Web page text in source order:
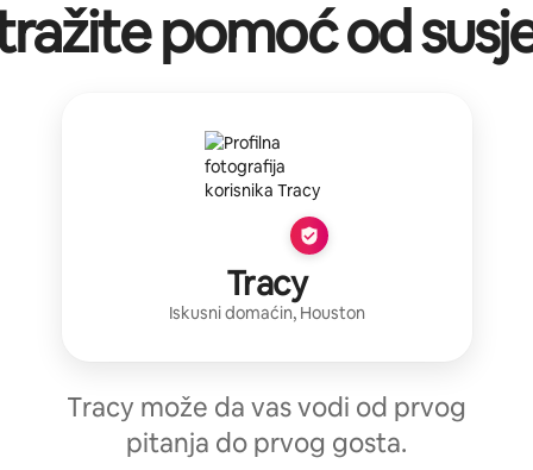
pomoć od
Tracy
Iskusni domaćin, Houston
Tracy može da vas vodi od prvog
pitanja do prvog gosta.